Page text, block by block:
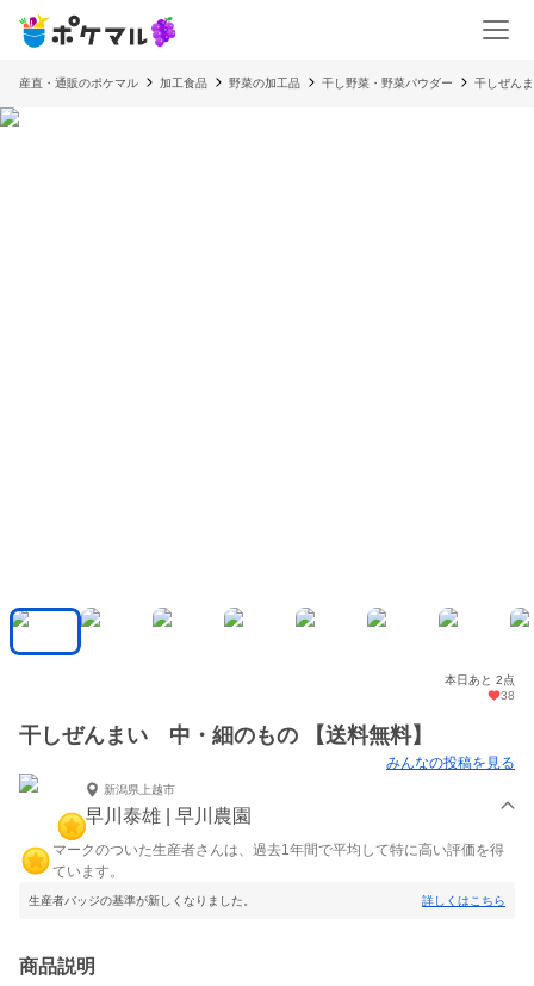
産直・通販のポケマル 加工食品 野菜の加工品 干し野菜・野菜パウダー 干しぜん
本日あと 2点
38
干しぜんまい 中・細のもの 【送料無料】
みんなの投稿を見る
新潟県上越市
早川泰雄 | 早川農園
マークのついた生産者さんは、過去1年間で平均して特に高い評価を得
ています。
生産者バッジの基準が新しくなりました。 詳しくはこちら
商品説明